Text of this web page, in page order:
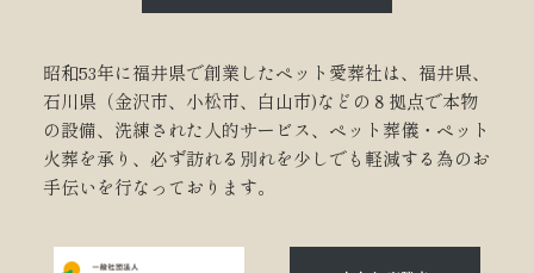
昭和53年に福井県で創業したペット愛葬社は、福井県、
石川県（金沢市、小松市、白山市)などの８拠点で本物
の設備、洗練された人的サービス、ペット葬儀・ペット
火葬を承り、必ず訪れる別れを少しでも軽減する為のお
手伝いを行なっております。